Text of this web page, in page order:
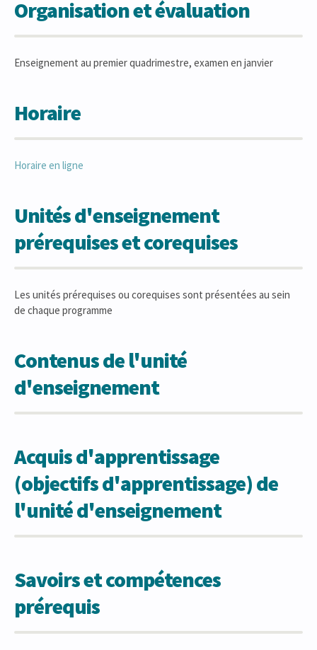
Organisation et évaluation
Enseignement au premier quadrimestre, examen en janvier
Horaire
Horaire en ligne
Unités d'enseignement
prérequises et corequises
Les unités prérequises ou corequises sont présentées au sein
de chaque programme
Contenus de l'unité
d'enseignement
Acquis d'apprentissage
(objectifs d'apprentissage) de
l'unité d'enseignement
Savoirs et compétences
prérequis